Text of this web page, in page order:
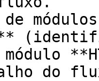
do